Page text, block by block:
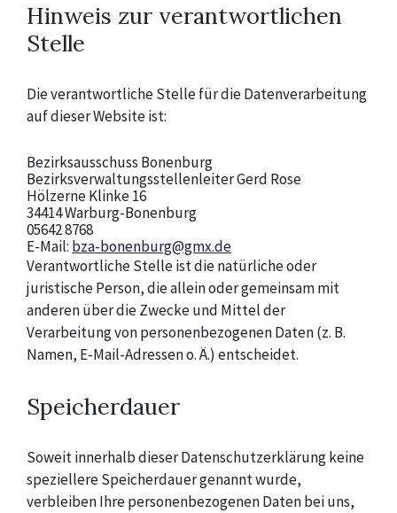
Hinweis zur verantwortlichen
Stelle
Die verantwortliche Stelle für die Datenverarbeitung
auf dieser Website ist:
Bezirksausschuss Bonenburg
Bezirksverwaltungsstellenleiter Gerd Rose
Hölzerne Klinke 16
34414 Warburg-Bonenburg
05642 8768
E-Mail: bza-bonenburg@gmx.de
Verantwortliche Stelle ist die natürliche oder
juristische Person, die allein oder gemeinsam mit
anderen über die Zwecke und Mittel der
Verarbeitung von personenbezogenen Daten (z. B.
Namen, E-Mail-Adressen o. Ä.) entscheidet.
Speicherdauer
Soweit innerhalb dieser Datenschutzerklärung keine
speziellere Speicherdauer genannt wurde,
verbleiben Ihre personenbezogenen Daten bei uns,